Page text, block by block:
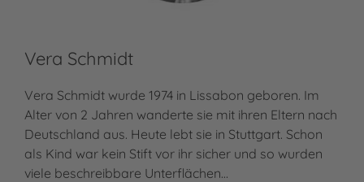
Vera Schmidt
Vera Schmidt wurde 1974 in Lissabon geboren. Im
Alter von 2 Jahren wanderte sie mit ihren Eltern nach
Deutschland aus. Heute lebt sie in Stuttgart. Schon
als Kind war kein Stift vor ihr sicher und so wurden
viele beschreibbare Unterflächen…